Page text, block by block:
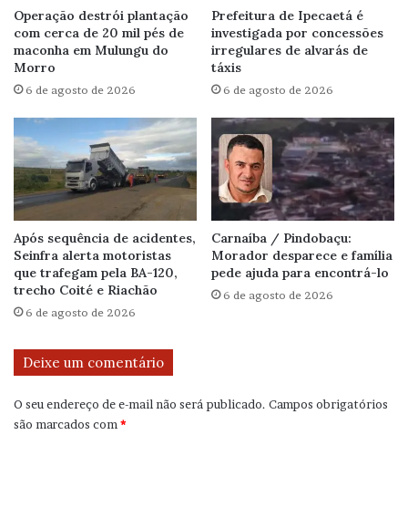
Operação destrói plantação
com cerca de 20 mil pés de
maconha em Mulungu do
Morro
6 de agosto de 2026
Prefeitura de Ipecaetá é
investigada por concessões
irregulares de alvarás de
táxis
6 de agosto de 2026
Após sequência de acidentes,
Seinfra alerta motoristas
que trafegam pela BA-120,
trecho Coité e Riachão
6 de agosto de 2026
Carnaíba / Pindobaçu:
Morador desparece e família
pede ajuda para encontrá-lo
6 de agosto de 2026
Deixe um comentário
O seu endereço de e-mail não será publicado. Campos obrigatórios
são marcados com *